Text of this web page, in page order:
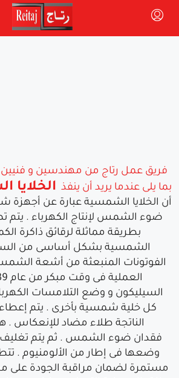
فريق عمل رتاج من مهندسين و فنيين
بما يلى عندما يريد أن ينفذ الخلايا
أن الخلايا الشمسية عبارة عن
ضوء الشمس لإنتاج الكهرباء . يتم
بطريقة مماثلة لرقائق ذاكرة
الشمسية بشكل أساسى من
الفوتونات المنبعثة من أشعة
السيليكون و وضع التلامسات
كل خلية شمسية بأخرى . يتم
الناتجة طلاء مضاد للإنعكاس .
فقدان ضوء الشمس . ثم يتم تغليف
وضعها فى إطار من الألومنيوم .
مستمرة لضمان مراقبة الجودة على